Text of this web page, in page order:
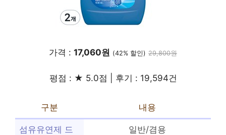
가격 : 17,060원 (42% 할인) 29,800원
평점 : ★ 5.0점 | 후기 : 19,594건
구분 내용
섬유유연제 드
일반/겸용